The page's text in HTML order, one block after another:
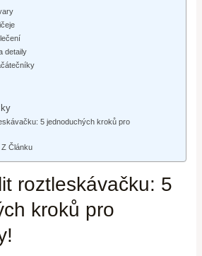
detaily
5 jednoduchých kroků pro
Článku
roztleskávačku: 5
kroků pro